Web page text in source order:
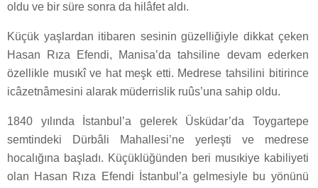
oldu ve bir süre sonra da hilâfet aldı.
Küçük yaşlardan itibaren sesinin güzelliğiyle dikkat çeken
Hasan Rıza Efendi, Manisa’da tahsiline devam ederken
özellikle musıkî ve hat meşk etti. Medrese tahsilini bitirince
icâzetnâmesini alarak müderrislik ruûs’una sahip oldu.
1840 yılında İstanbul’a gelerek Üsküdar’da Toygartepe
semtindeki Dürbâli Mahallesi’ne yerleşti ve medrese
hocalığına başladı. Küçüklüğünden beri musıkiye kabiliyeti
olan Hasan Rıza Efendi İstanbul’a gelmesiyle bu yönünü